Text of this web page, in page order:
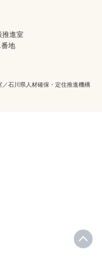
推進室
地
石川県人材確保・定住推進機構